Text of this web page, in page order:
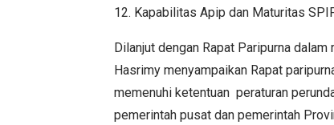
12. Kapabilitas Apip dan Maturitas
Dilanjut dengan Rapat Paripurna
Hasrimy menyampaikan Rapat
memenuhi ketentuan peraturan
pemerintah pusat dan pemerintah